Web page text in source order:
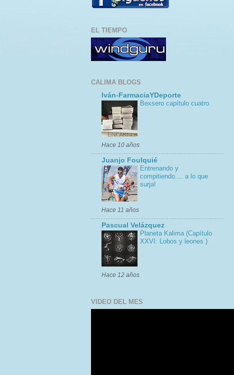
EL TIEMPO
CALIMA BLOGS
Iván-FarmaciaYDeporte
Bexsero capítulo cuatro.
Hace 10 años
Juanjo Foulquié
Entrenando y
compitiendo.... a lo que
surja!
Hace 11 años
Pascual Velázquez
Planeta Kalima (Capítulo
XXVI: Lobos y leones )
Hace 12 años
VIDEO DEL MES